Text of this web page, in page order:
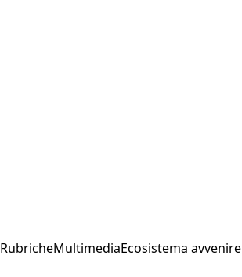
RubricheMultimediaEcosistema avvenire